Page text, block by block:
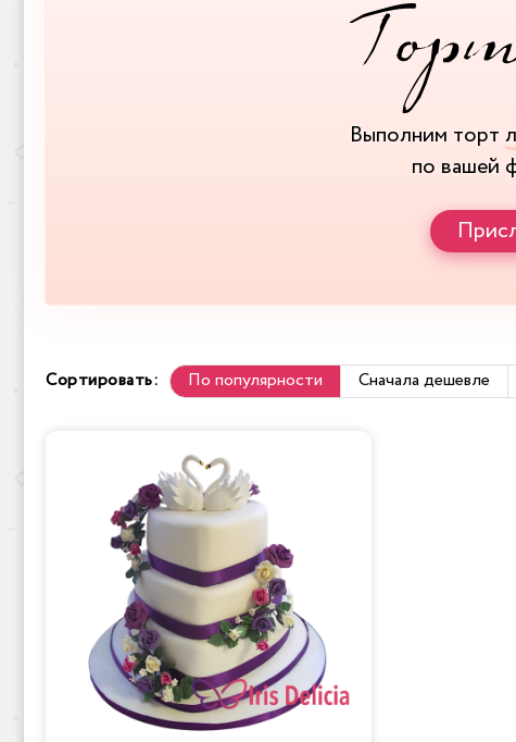
Выполним торт
по вашей
Сортировать: По популярности Сначала дешевле